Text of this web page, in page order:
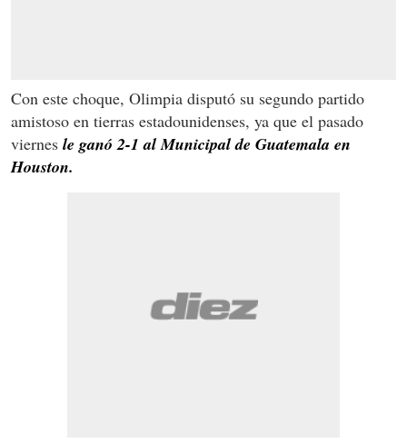
Con este choque, Olimpia disputó su segundo partido
amistoso en tierras estadounidenses, ya que el pasado
viernes le ganó 2-1 al Municipal de Guatemala en
Houston.